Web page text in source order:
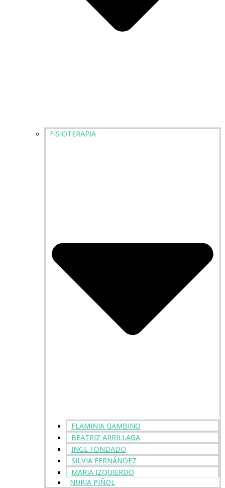
FISIOTERAPIA
FLAMINIA GAMBINO
BEATRIZ ARRILLAGA
INGE FONDADO
SILVIA FERNÁNDEZ
MARIA IZQUIERDO
NURIA PIÑOL